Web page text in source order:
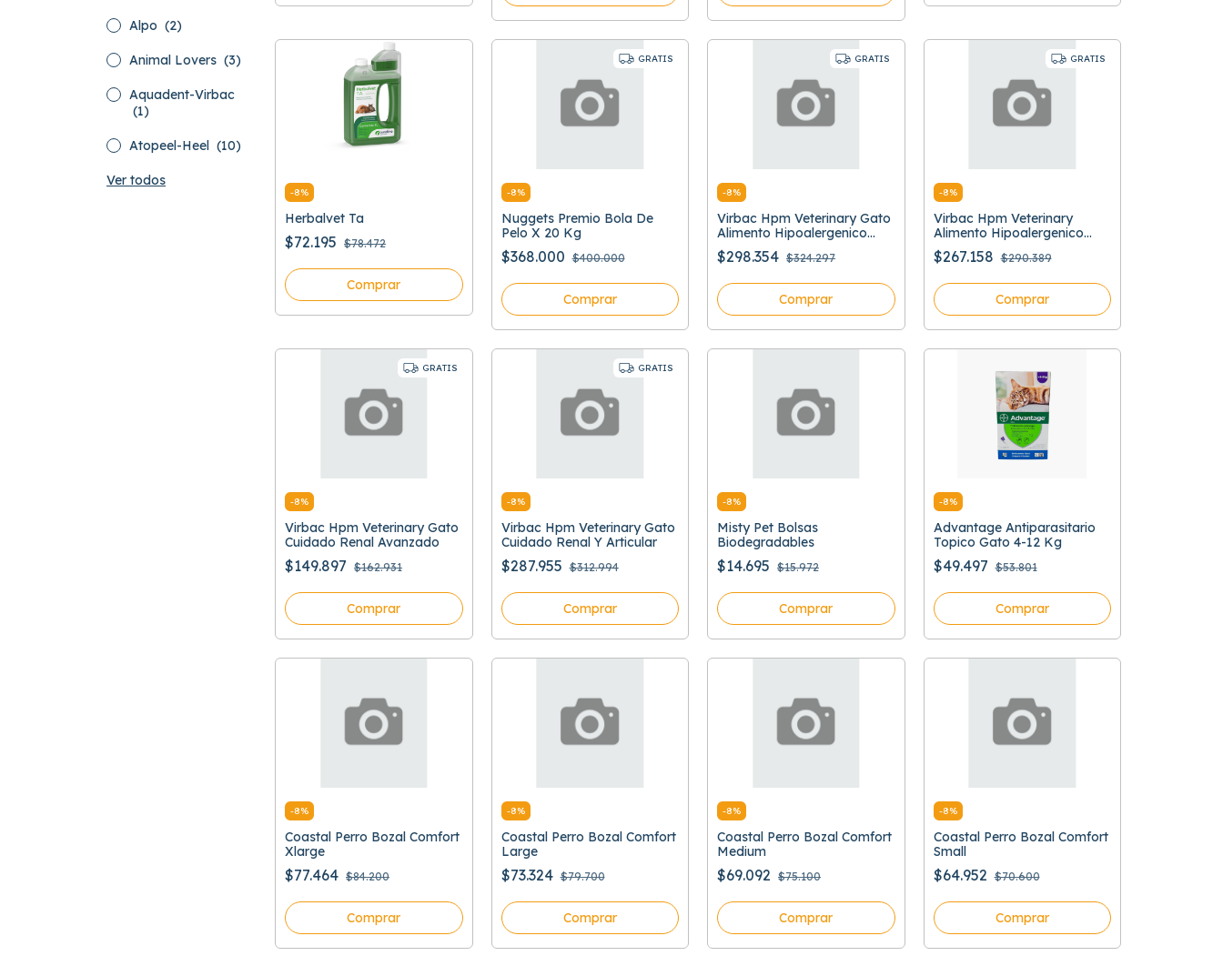
Alpo (2)
Animal Lovers (3)
Aquadent-Virbac
(1)
Atopeel-Heel (10)
Ver todos
-8%
Herbalvet Ta
$72.195 $78.472
Comprar
GRATIS
-8%
Nuggets Premio Bola De
Pelo X 20 Kg
$368.000 $400.000
Comprar
GRATIS
-8%
Virbac Hpm Veterinary Gato
Alimento Hipoalergenico
Hidrolizado
$298.354 $324.297
Comprar
GRATIS
-8%
Virbac Hpm Veterinary
Alimento Hipoalergenico
Hidrolizado
$267.158 $290.389
Comprar
GRATIS
-8%
Virbac Hpm Veterinary Gato
Cuidado Renal Avanzado
$149.897 $162.931
Comprar
GRATIS
-8%
Virbac Hpm Veterinary Gato
Cuidado Renal Y Articular
$287.955 $312.994
Comprar
-8%
Misty Pet Bolsas
Biodegradables
$14.695 $15.972
Comprar
-8%
Advantage Antiparasitario
Topico Gato 4-12 Kg
$49.497 $53.801
Comprar
-8%
Coastal Perro Bozal Comfort
Xlarge
$77.464 $84.200
Comprar
-8%
Coastal Perro Bozal Comfort
Large
$73.324 $79.700
Comprar
-8%
Coastal Perro Bozal Comfort
Medium
$69.092 $75.100
Comprar
-8%
Coastal Perro Bozal Comfort
Small
$64.952 $70.600
Comprar